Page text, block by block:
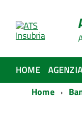
HOME
Home